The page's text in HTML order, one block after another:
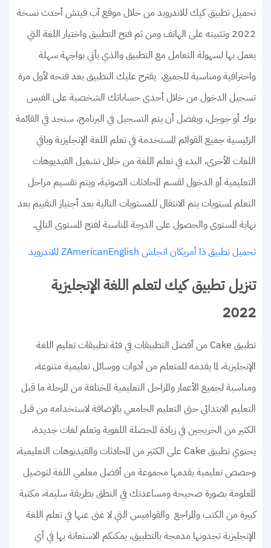
تحميل تطبيق كيك للاندرويد من خلال موقع آب فيتش أحدث نسخة
2022 وتثبيته على الهاتف ومن ثم فتح التطبيق واختيار اللغة التي
يعمل بها لسهولة التعامل مع التطبيق والذي يأتي بواجهة سهلة
واحترافية ومناسبة للجميع، يقترح عليك التطبيق بعد فتحه لأول مرة
تسجيل الدخول من خلال أحدى حساباتك الشخصية على الفيس
بوك أو جوجل، ويفضل أن يتم التسجيل في البرنامج، سنجد في القائمة
الرئيسية جميع القوائم المستخدمة في تعلم اللغة الإنجليزية وباقي
اللغات الأخرى، البدء في تعلم اللغة من خلال تشغيل الفيديوهات
التعليمية أو الدخول لقسم المحادثات الصوتية، ويتم تقسيم مراحل
التعلم لمستويات يتم الانتقال للمستويات التالية بعد أجتياز التقييم بعد
نهاية المستوى والحصول على الدرجة المناسبة لفتح المستوى التالي.
تحميل تطبيق ذا أمريكان انجلش ZAmericanEnglish للاندرويد
تنزيل تطبيق كيك لتعلم اللغة الإنجليزية
2022
تطبيق Cake من أفضل التطبيقات في فئة تطبيقات تعليم اللغة
الإنجليزية، لما يقدمه للمتعلم من أدوات ووسائل تعليمية متنوعة،
ومناسبة لجميع الأعمار والمراحل التعليمية المختلفة من المرحلة ما قبل
التعليم الابتدائي حتى التعليم الجامعي بالإضافة لاستخدامه من قبل
الكثير من الخريجين في زيادة المحصلة اللغوية وتعلم لغات جديدة،
يحتوي تطبيق Cake على الكثير من المحادثات والفيديوهات التعليمية،
وحصص تعليمية يقدمها مجموعة من أفضل معلمي اللغة لتوصيل
المعلومة بصورة صحيحة ومساعدتك في النطق بطريقة سليمة، مكتبة
كبيرة من الكتب والمراجع والقواميس التي لا غنى عنها في تعلم اللغة
الإنجليزية تجدونها مدمجة بالتطبيق، يمكنكم الاستعانة بها في أي